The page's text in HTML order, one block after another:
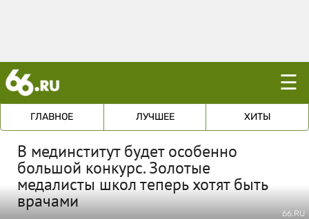
☰
ГЛАВНОЕ ЛУЧШЕЕ ХИТЫ
В мединститут будет особенно
большой конкурс. Золотые
медалисты школ теперь хотят быть
врачами
66.RU